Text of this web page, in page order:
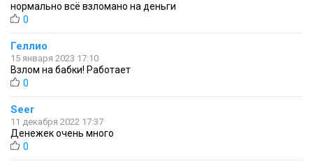
нормально всё взломано на деньги
0
Геллио
15 января 2023 17:10
Взлом на бабки! Работает
0
Seer
11 декабря 2022 17:37
Денежек очень много
0